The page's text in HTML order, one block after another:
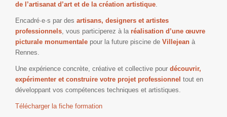
de l’artisanat d’art et de la création artistique.
Encadré·e·s par des artisans, designers et artistes
professionnels, vous participerez à la réalisation d’une œuvre
picturale monumentale pour la future piscine de Villejean à
Rennes.
Une expérience concrète, créative et collective pour découvrir,
expérimenter et construire votre projet professionnel tout en
développant vos compétences techniques et artistiques.
Télécharger la fiche formation